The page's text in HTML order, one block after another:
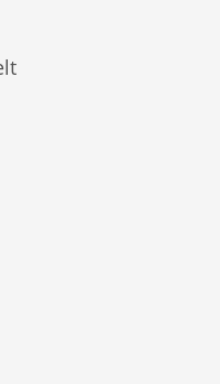
im Völkerrecht